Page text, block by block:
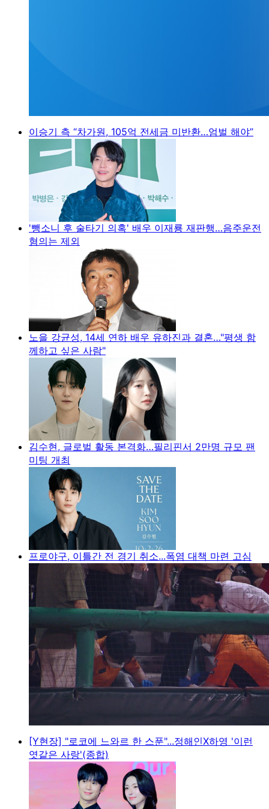
이승기 측 “차가원, 105억 전세금 미반환…엄벌 해야”
'뺑소니 후 술타기 의혹' 배우 이재룡 재판행…음주운전
혐의는 제외
노을 강균성, 14세 연하 배우 유하진과 결혼…"평생 함
께하고 싶은 사람"
김수현, 글로벌 활동 본격화…필리핀서 2만명 규모 팬
미팅 개최
프로야구, 이틀간 전 경기 취소...폭염 대책 마련 고심
[Y현장] "로코에 느와르 한 스푼"...정해인X하영 '이런
엿같은 사랑'(종합)